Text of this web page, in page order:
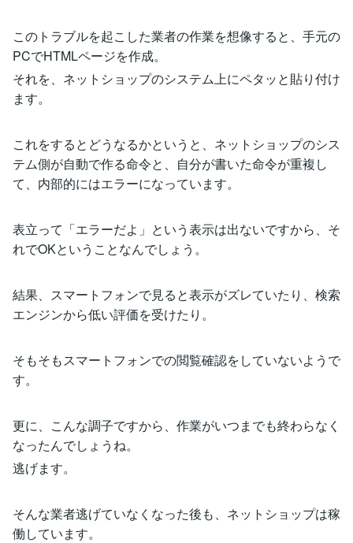
このトラブルを起こした業者の作業を想像すると、手元の
PCでHTMLページを作成。
それを、ネットショップのシステム上にペタッと貼り付け
ます。
これをするとどうなるかというと、ネットショップのシス
テム側が自動で作る命令と、自分が書いた命令が重複し
て、内部的にはエラーになっています。
表立って「エラーだよ」という表示は出ないですから、そ
れでOKということなんでしょう。
結果、スマートフォンで見ると表示がズレていたり、検索
エンジンから低い評価を受けたり。
そもそもスマートフォンでの閲覧確認をしていないようで
す。
更に、こんな調子ですから、作業がいつまでも終わらなく
なったんでしょうね。
逃げます。
そんな業者逃げていなくなった後も、ネットショップは稼
働しています。